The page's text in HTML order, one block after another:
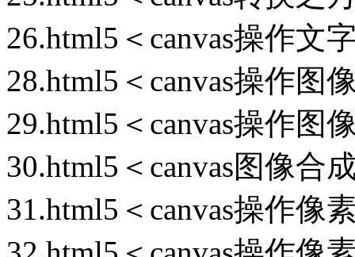
26.html5＜canvas操作文
28.html5＜canvas操作图
29.html5＜canvas操作图
30.html5＜canvas图像合
31.html5＜canvas操作像